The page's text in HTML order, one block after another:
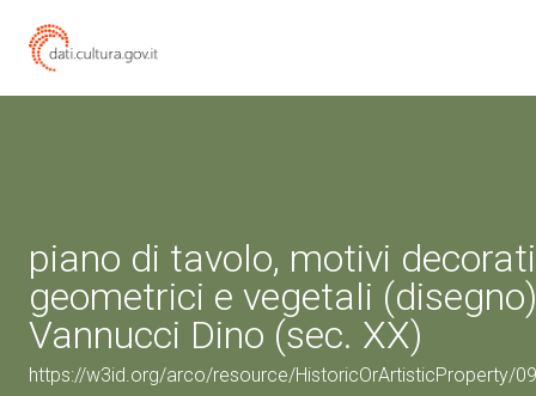
piano di tavolo, motivi
geometrici e vegetali
Vannucci Dino (sec. XX)
https://w3id.org/arco/resource/HistoricOrArtisticProperty/